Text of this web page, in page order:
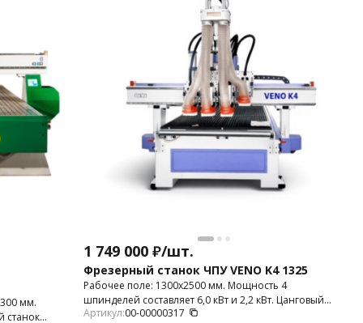
мм.
станок
1 749 000 ₽/шт.
Фрезерный станок ЧПУ VENO K4 1325
Рабочее поле: 1300х2500 мм. Мощность 4
шпинделей составляет 6,0 кВт и 2,2 кВт. Цанговый
патрон: ER-32. Высота портала: 200 мм. Фрезерный
Артикул:00-00000317